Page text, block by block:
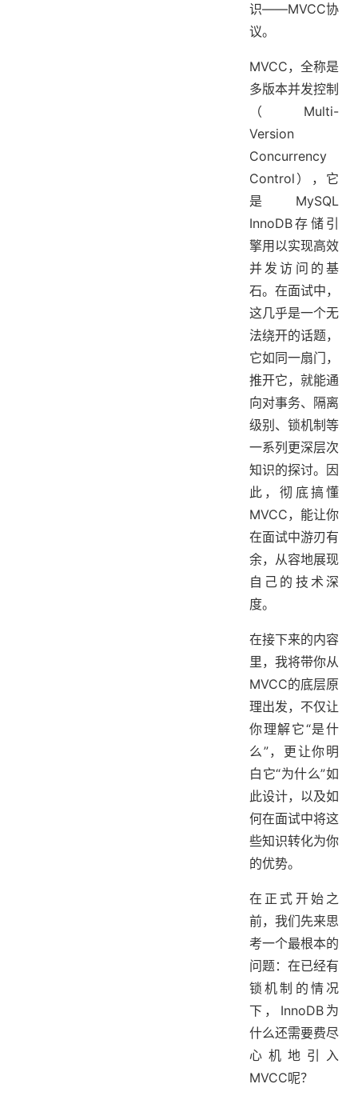
4. 面试实战指南
4.1 基本思路
学习交流
识——MVCC协
议。
MVCC，全称是
多版本并发控制
（Multi-
Version
Concurrency
Control），它
是MySQL
InnoDB存储引
擎用以实现高效
并发访问的基
石。在面试中，
这几乎是一个无
法绕开的话题，
它如同一扇门，
推开它，就能通
向对事务、隔离
级别、锁机制等
一系列更深层次
知识的探讨。因
此，彻底搞懂
MVCC，能让你
在面试中游刃有
余，从容地展现
自己的技术深
度。
在接下来的内容
里，我将带你从
MVCC的底层原
理出发，不仅让
你理解它“是什
么”，更让你明
白它“为什么”如
此设计，以及如
何在面试中将这
些知识转化为你
的优势。
在正式开始之
前，我们先来思
考一个最根本的
问题：在已经有
锁机制的情况
下，InnoDB为
什么还需要费尽
心机地引入
MVCC呢？